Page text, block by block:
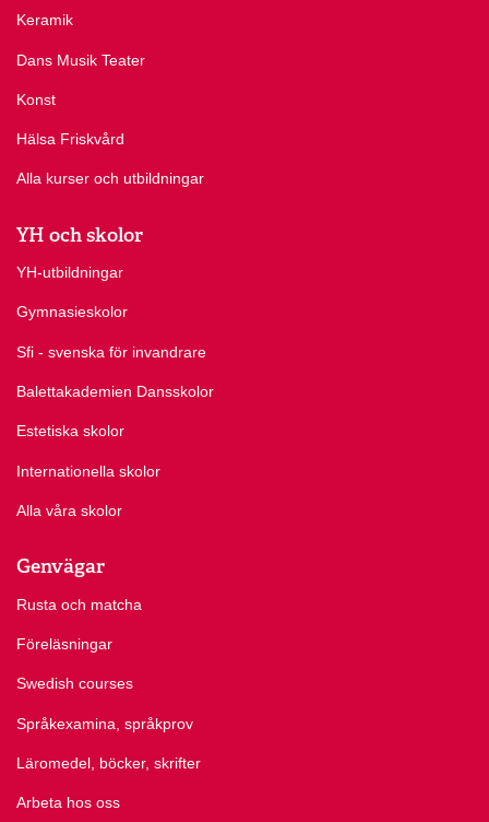
Keramik
Dans Musik Teater
Konst
Hälsa Friskvård
Alla kurser och utbildningar
YH och skolor
YH-utbildningar
Gymnasieskolor
Sfi - svenska för invandrare
Balettakademien Dansskolor
Estetiska skolor
Internationella skolor
Alla våra skolor
Genvägar
Rusta och matcha
Föreläsningar
Swedish courses
Språkexamina, språkprov
Läromedel, böcker, skrifter
Arbeta hos oss